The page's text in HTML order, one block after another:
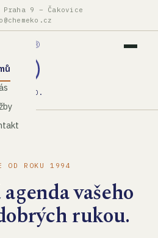
9 – Čakovice
S R.O.
OD ROKU 1994
vašeho
rukou.